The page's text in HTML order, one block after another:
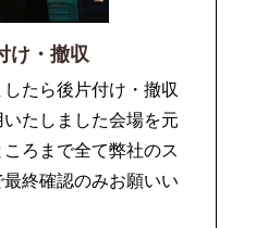
け・撤収
たら後片付け・撤収
たしました会場を元
ろまで全て弊社のス
終確認のみお願いい